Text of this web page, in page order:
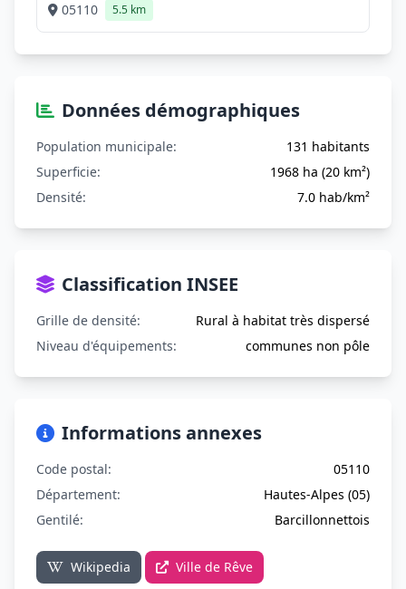
05110 5.5 km
Données démographiques
Population municipale:
131 habitants
Superficie:
1968 ha (20 km²)
Densité:
7.0 hab/km²
Classification INSEE
Grille de densité:
Rural à habitat très dispersé
Niveau d'équipements:
communes non pôle
Informations annexes
Code postal:
05110
Département:
Hautes-Alpes (05)
Gentilé:
Barcillonnettois
Wikipedia Ville de Rêve